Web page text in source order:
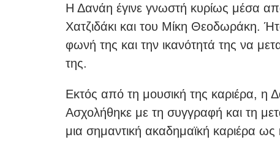
Η Δανάη έγινε γνωστή κυρίως μέσα
Χατζιδάκι και του Μίκη Θεοδωράκη.
φωνή της και την ικανότητά της να
της.
Εκτός από τη μουσική της καριέρα, η
Ασχολήθηκε με τη συγγραφή και τη
μια σημαντική ακαδημαϊκή καριέρα ως